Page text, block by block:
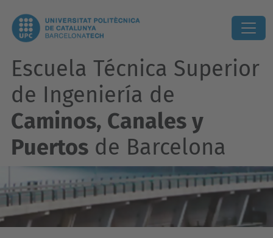
Escuela Técnica Superior
de Ingeniería de
Caminos, Canales y
Puertos de Barcelona